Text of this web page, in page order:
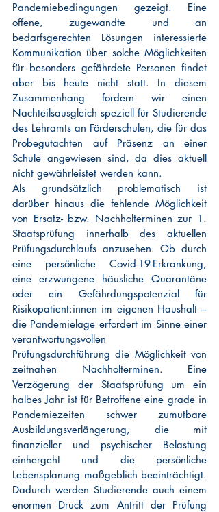
Pandemiebedingungen gezeigt. Eine
offene, zugewandte und an
bedarfsgerechten Lösungen interessierte
Kommunikation über solche Möglichkeiten
für besonders gefährdete Personen findet
aber bis heute nicht statt. In diesem
Zusammenhang fordern wir einen
Nachteilsausgleich speziell für Studierende
des Lehramts an Förderschulen, die für das
Probegutachten auf Präsenz an einer
Schule angewiesen sind, da dies aktuell
nicht gewährleistet werden kann.
Als grundsätzlich problematisch ist
darüber hinaus die fehlende Möglichkeit
von Ersatz- bzw. Nachholterminen zur 1.
Staatsprüfung innerhalb des aktuellen
Prüfungsdurchlaufs anzusehen. Ob durch
eine persönliche Covid-19-Erkrankung,
eine erzwungene häusliche Quarantäne
oder ein Gefährdungspotenzial für
Risikopatient:innen im eigenen Haushalt –
die Pandemielage erfordert im Sinne einer
verantwortungsvollen
Prüfungsdurchführung die Möglichkeit von
zeitnahen Nachholterminen. Eine
Verzögerung der Staatsprüfung um ein
halbes Jahr ist für Betroffene eine grade in
Pandemiezeiten schwer zumutbare
Ausbildungsverlängerung, die mit
finanzieller und psychischer Belastung
einhergeht und die persönliche
Lebensplanung maßgeblich beeinträchtigt.
Dadurch werden Studierende auch einem
enormen Druck zum Antritt der Prüfung